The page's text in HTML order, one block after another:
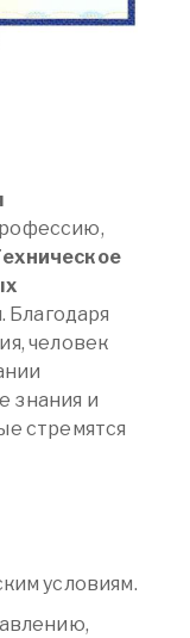
Благодаря
человек
знания и
стремятся
условиям.